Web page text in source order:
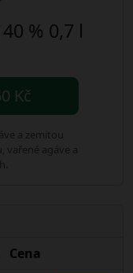
% 0,7 l
Kč
a zemitou
vařené agáve a
Cena